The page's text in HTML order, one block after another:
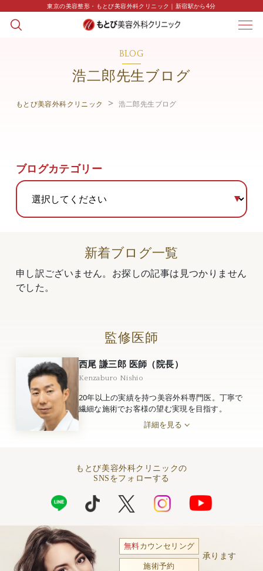
東京の美容整形・もとび美容外科クリニック｜新宿駅から4分
BLOG
浩二郎先生ブログ
もとび美容外科クリニック 浩二郎先生ブログ
ブログカテゴリー
新着ブログ一覧
申し訳ございません。お探しの記事は見つかりません
でした。
監修医師
西尾 謙三郎 医師（院長）
Kenzaburo Nishio
20年以上の実績を持つ美容外科専門医。丁寧で
繊細な施術でお客様の望む実現を目指す。
詳細を見る
もとび美容外科クリニックの
SNSをフォローする
無料カウンセリング
施術予約
承ります